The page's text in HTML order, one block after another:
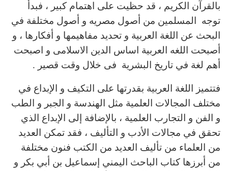
بالقرآن الكريم ، قد حظيت على اهتمام كبير ، فبدأ
توجه المسلمين من أصول مصريه و أصول مختلفة في
البحث عن اللغة العربية و تحديد مفاهيمها و أفكارها ، و
أصبحت اللغه العربية اساس الدين الاسلامى و اصبحت
أهم لغة في تاريخ البشرية فى خلال وقت قصير .
فتتميز اللغة العربية بقدرتها على التكيف و الإبداع في
مختلف المجالات العلمية مثل الهندسة و الجبر و الطب
و الفن و التجارب العلمية ، بالإضافة إلى الإبداع الذي
تحقق في مجالات الأدب و التأليف ، فقد تمكن العديد
من العلماء من تأليف العديد من الكتب فنون مختلفة
من أبرزها كتاب الباحث اليمني إسماعيل بن أبي بكر و